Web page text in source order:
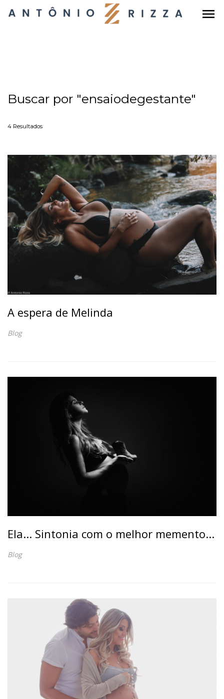
menu
Buscar por "ensaiodegestante"
4 Resultados
A espera de Melinda
Blog
Ela... Sintonia com o melhor memento...
Blog